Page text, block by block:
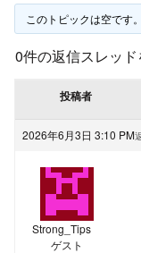
このトピックは空です。
0件の返信スレッド
投稿者
2026年6月3日 3:10 PM
Strong_Tips
ゲスト